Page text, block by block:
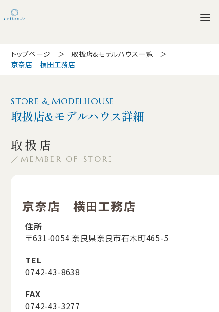
トップページ
取扱店&モデルハウス一覧
京奈店 横田工務店
STORE & MODELHOUSE
取扱店&モデルハウス詳細
取扱店
MEMBER OF STORE
京奈店 横田工務店
住所
〒631-0054 奈良県奈良市石木町465-5
TEL
0742-43-8638
FAX
0742-43-3277